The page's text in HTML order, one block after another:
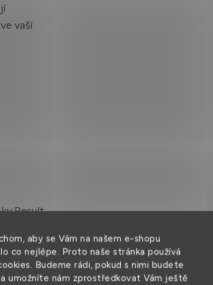
aby se Vám na našem e-shopu
co nejlépe. Proto naše stránka používá
Budeme rádi, pokud s nimi budete
umožníte nám zprostředkovat Vám ještě
vaší
Result,
tak,
a pohodlí